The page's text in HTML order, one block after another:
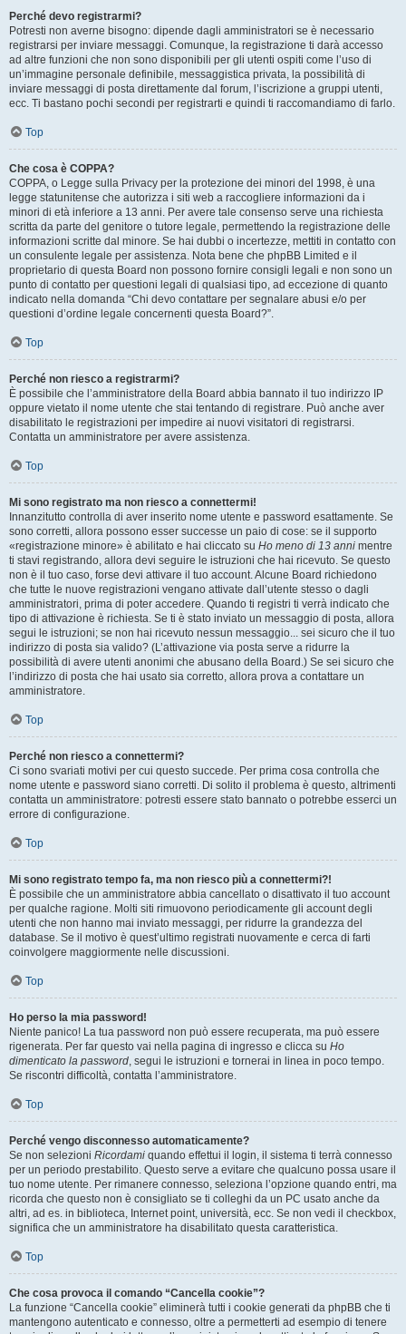
Perché devo registrarmi?
Potresti non averne bisogno: dipende dagli amministratori se è necessario
registrarsi per inviare messaggi. Comunque, la registrazione ti darà accesso
ad altre funzioni che non sono disponibili per gli utenti ospiti come l’uso di
un’immagine personale definibile, messaggistica privata, la possibilità di
inviare messaggi di posta direttamente dal forum, l’iscrizione a gruppi utenti,
ecc. Ti bastano pochi secondi per registrarti e quindi ti raccomandiamo di farlo.
Top
Che cosa è COPPA?
COPPA, o Legge sulla Privacy per la protezione dei minori del 1998, è una
legge statunitense che autorizza i siti web a raccogliere informazioni da i
minori di età inferiore a 13 anni. Per avere tale consenso serve una richiesta
scritta da parte del genitore o tutore legale, permettendo la registrazione delle
informazioni scritte dal minore. Se hai dubbi o incertezze, mettiti in contatto con
un consulente legale per assistenza. Nota bene che phpBB Limited e il
proprietario di questa Board non possono fornire consigli legali e non sono un
punto di contatto per questioni legali di qualsiasi tipo, ad eccezione di quanto
indicato nella domanda “Chi devo contattare per segnalare abusi e/o per
questioni d’ordine legale concernenti questa Board?”.
Top
Perché non riesco a registrarmi?
È possibile che l’amministratore della Board abbia bannato il tuo indirizzo IP
oppure vietato il nome utente che stai tentando di registrare. Può anche aver
disabilitato le registrazioni per impedire ai nuovi visitatori di registrarsi.
Contatta un amministratore per avere assistenza.
Top
Mi sono registrato ma non riesco a connettermi!
Innanzitutto controlla di aver inserito nome utente e password esattamente. Se
sono corretti, allora possono esser successe un paio di cose: se il supporto
«registrazione minore» è abilitato e hai cliccato su Ho meno di 13 anni mentre
ti stavi registrando, allora devi seguire le istruzioni che hai ricevuto. Se questo
non è il tuo caso, forse devi attivare il tuo account. Alcune Board richiedono
che tutte le nuove registrazioni vengano attivate dall’utente stesso o dagli
amministratori, prima di poter accedere. Quando ti registri ti verrà indicato che
tipo di attivazione è richiesta. Se ti è stato inviato un messaggio di posta, allora
segui le istruzioni; se non hai ricevuto nessun messaggio... sei sicuro che il tuo
indirizzo di posta sia valido? (L’attivazione via posta serve a ridurre la
possibilità di avere utenti anonimi che abusano della Board.) Se sei sicuro che
l’indirizzo di posta che hai usato sia corretto, allora prova a contattare un
amministratore.
Top
Perché non riesco a connettermi?
Ci sono svariati motivi per cui questo succede. Per prima cosa controlla che
nome utente e password siano corretti. Di solito il problema è questo, altrimenti
contatta un amministratore: potresti essere stato bannato o potrebbe esserci un
errore di configurazione.
Top
Mi sono registrato tempo fa, ma non riesco più a connettermi?!
È possibile che un amministratore abbia cancellato o disattivato il tuo account
per qualche ragione. Molti siti rimuovono periodicamente gli account degli
utenti che non hanno mai inviato messaggi, per ridurre la grandezza del
database. Se il motivo è quest’ultimo registrati nuovamente e cerca di farti
coinvolgere maggiormente nelle discussioni.
Top
Ho perso la mia password!
Niente panico! La tua password non può essere recuperata, ma può essere
rigenerata. Per far questo vai nella pagina di ingresso e clicca su Ho
dimenticato la password, segui le istruzioni e tornerai in linea in poco tempo.
Se riscontri difficoltà, contatta l’amministratore.
Top
Perché vengo disconnesso automaticamente?
Se non selezioni Ricordami quando effettui il login, il sistema ti terrà connesso
per un periodo prestabilito. Questo serve a evitare che qualcuno possa usare il
tuo nome utente. Per rimanere connesso, seleziona l’opzione quando entri, ma
ricorda che questo non è consigliato se ti colleghi da un PC usato anche da
altri, ad es. in biblioteca, Internet point, università, ecc. Se non vedi il checkbox,
significa che un amministratore ha disabilitato questa caratteristica.
Top
Che cosa provoca il comando “Cancella cookie”?
La funzione “Cancella cookie” eliminerà tutti i cookie generati da phpBB che ti
mantengono autenticato e connesso, oltre a permetterti ad esempio di tenere